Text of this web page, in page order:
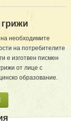
необходимите
на потребителите
е изготвен писмен
от лице с
образование.